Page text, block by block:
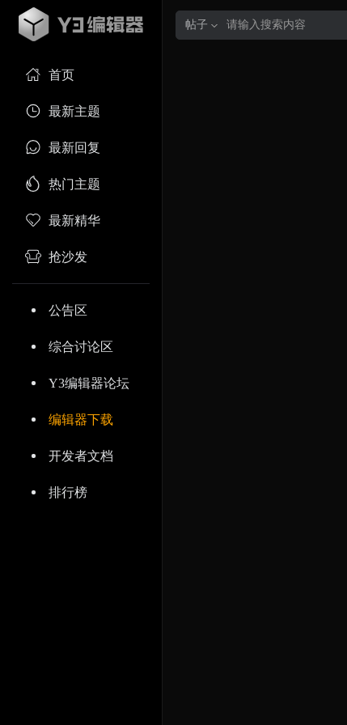
首页
最新主题
最新回复
热门主题
最新精华
抢沙发
公告区
综合讨论区
Y3编辑器论坛
编辑器下载
开发者文档
排行榜
帖子